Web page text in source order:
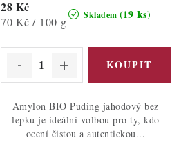
Skladem (19 ks)
28 Kč
Měrná
70 Kč / 100 g
Amylon BIO Puding jahodový bez
lepku je ideální volbou pro ty, kdo
ocení čistou a autentickou...